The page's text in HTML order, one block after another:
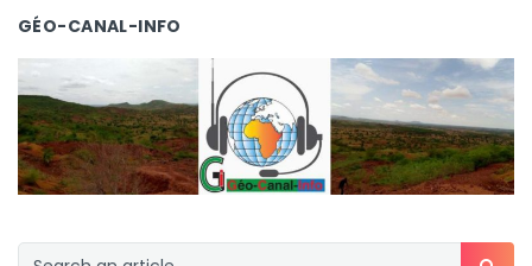
GÉO-CANAL-INFO